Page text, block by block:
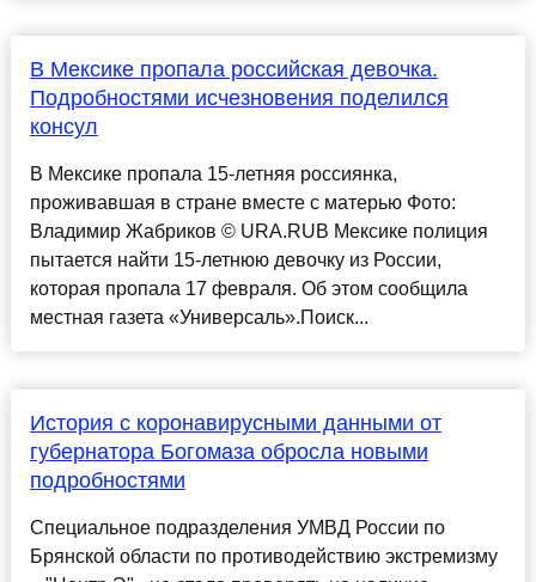
В Мексике пропала российская девочка.
Подробностями исчезновения поделился
консул
В Мексике пропала 15-летняя россиянка,
проживавшая в стране вместе с матерью Фото:
Владимир Жабриков © URA.RUВ Мексике полиция
пытается найти 15-летнюю девочку из России,
которая пропала 17 февраля. Об этом сообщила
местная газета «Универсаль».Поиск...
История с коронавирусными данными от
губернатора Богомаза обросла новыми
подробностями
Специальное подразделения УМВД России по
Брянской области по противодействию экстремизму